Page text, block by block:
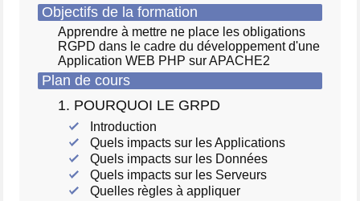
Objectifs de la formation
Apprendre à mettre ne place les obligations
RGPD dans le cadre du développement d'une
Application WEB PHP sur APACHE2
Plan de cours
1. POURQUOI LE GRPD
Introduction
Quels impacts sur les Applications
Quels impacts sur les Données
Quels impacts sur les Serveurs
Quelles règles à appliquer